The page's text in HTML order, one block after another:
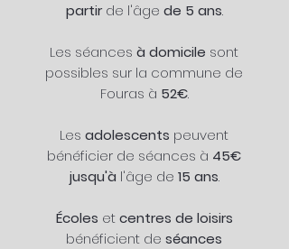
partirde l'âge de 5 ans.
Les séances à domicile sont
possibles sur la commune de
Fouras à 52€.
Les adolescents peuvent
bénéficier de séances à 45€
jusqu'à l'âge de 15 ans.
Écoles etcentres de loisirs
bénéficient de séances